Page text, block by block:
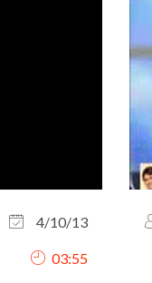
4/10/13
03:55